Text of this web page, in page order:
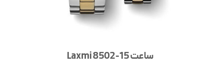
ساعت Laxmi 8502-15